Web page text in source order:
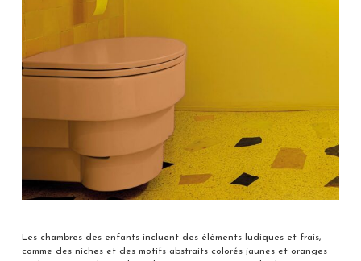
Les chambres des enfants incluent des éléments ludiques et frais,
comme des niches et des motifs abstraits colorés jaunes et oranges